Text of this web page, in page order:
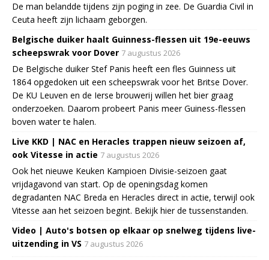
De man belandde tijdens zijn poging in zee. De Guardia Civil in
Ceuta heeft zijn lichaam geborgen.
Belgische duiker haalt Guinness-flessen uit 19e-eeuws
scheepswrak voor Dover 7 augustus 2026
De Belgische duiker Stef Panis heeft een fles Guinness uit
1864 opgedoken uit een scheepswrak voor het Britse Dover.
De KU Leuven en de Ierse brouwerij willen het bier graag
onderzoeken. Daarom probeert Panis meer Guiness-flessen
boven water te halen.
Live KKD | NAC en Heracles trappen nieuw seizoen af,
ook Vitesse in actie 7 augustus 2026
Ook het nieuwe Keuken Kampioen Divisie-seizoen gaat
vrijdagavond van start. Op de openingsdag komen
degradanten NAC Breda en Heracles direct in actie, terwijl ook
Vitesse aan het seizoen begint. Bekijk hier de tussenstanden.
Video | Auto's botsen op elkaar op snelweg tijdens live-
uitzending in VS 7 augustus 2026